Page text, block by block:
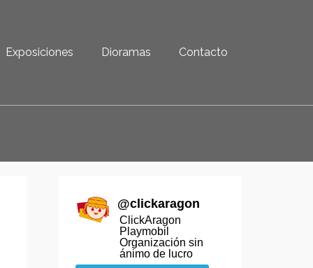
Exposiciones Dioramas Contacto
@clickaragon
ClickAragon
Playmobil
Organización sin
ánimo de lucro